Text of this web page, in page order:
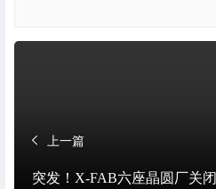
上一篇
突发！X-FAB六座晶圆厂关闭